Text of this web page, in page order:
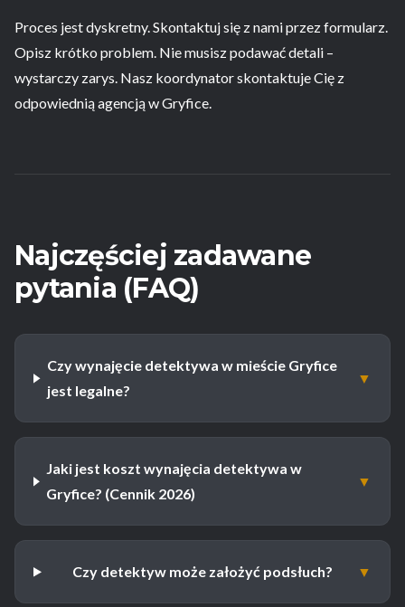
Proces jest dyskretny. Skontaktuj się z nami przez formularz.
Opisz krótko problem. Nie musisz podawać detali –
wystarczy zarys. Nasz koordynator skontaktuje Cię z
odpowiednią agencją w Gryfice.
Najczęściej zadawane
pytania (FAQ)
Czy wynajęcie detektywa w mieście Gryfice
jest legalne?
▼
Jaki jest koszt wynajęcia detektywa w
Gryfice? (Cennik 2026)
▼
Czy detektyw może założyć podsłuch? ▼